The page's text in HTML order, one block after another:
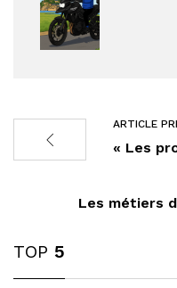
ARTICLE
« Les
Les métiers
TOP 5